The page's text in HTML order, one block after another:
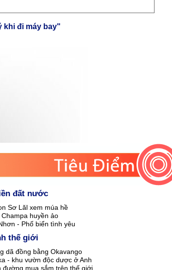
khi đi máy bay"
đất nước
Sơ Lăl xem múa hề
huyền ảo
- Phố biển tình yêu
thế giới
dã đồng bằng Okavango
- khu vườn độc dược ở Anh
đường mua sắm trên thế giới